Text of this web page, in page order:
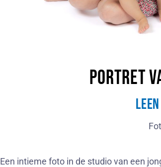
Portret
Een intieme foto in de studio van een